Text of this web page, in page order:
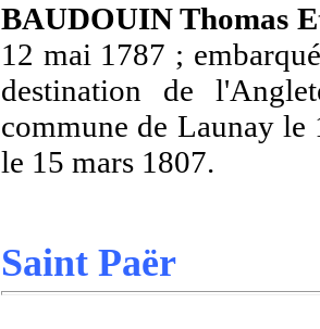
BAUDOUIN Thomas
12 mai 1787 ;
destination de
commune de Launay le
le 15 mars 1807.
Saint Paër